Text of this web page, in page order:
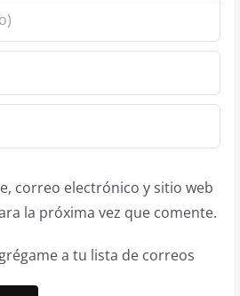
correo electrónico y sitio web
la próxima vez que comente.
a tu lista de correos